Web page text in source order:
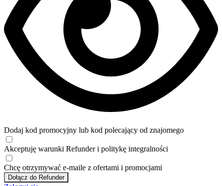
Dodaj kod promocyjny lub kod polecający od znajomego
Akceptuję warunki Refunder i politykę integralności
Chcę otrzymywać e-maile z ofertami i promocjami
Dołącz do Refunder